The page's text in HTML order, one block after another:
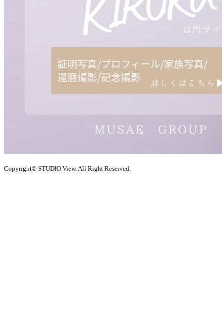
Copyright© STUDIO View. All Right Reserved.